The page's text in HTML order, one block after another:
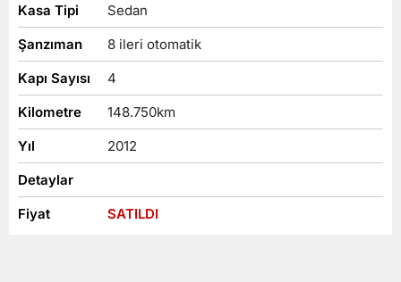
Kasa Tipi
Sedan
Şanzıman
8 ileri otomatik
Kapı Sayısı
4
Kilometre
148.750km
Yıl
2012
Detaylar
Fiyat
SATILDI